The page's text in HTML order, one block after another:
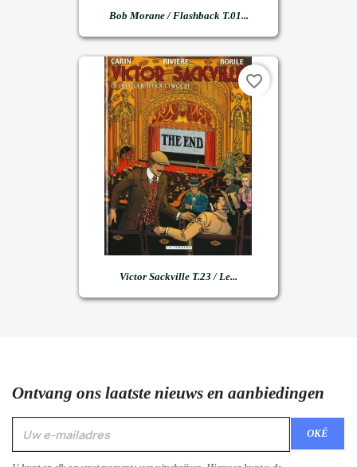
Bob Morane / Flashback T.01...
Victor Sackville T.23 / Le...
favorite_border
Ontvang ons laatste nieuws en aanbiedingen